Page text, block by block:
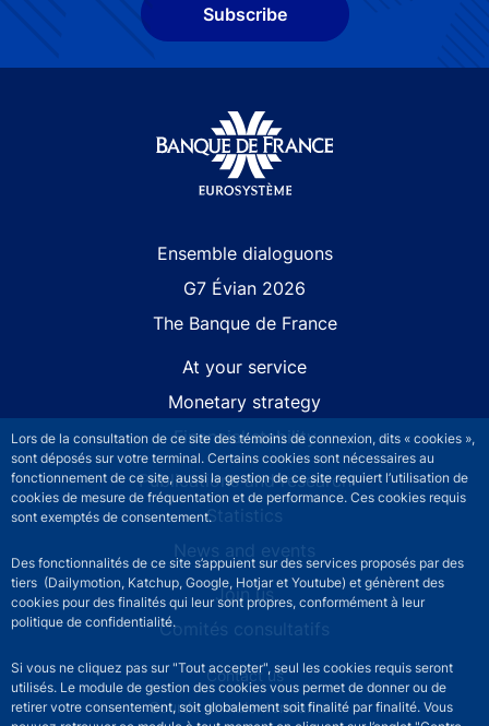
Lors de la consultation de ce site des témoins de connexion, dits « cookies »,
sont déposés sur votre terminal. Certains cookies sont nécessaires au
fonctionnement de ce site, aussi la gestion de ce site requiert l’utilisation de
cookies de mesure de fréquentation et de performance. Ces cookies requis
sont exemptés de consentement.
Des fonctionnalités de ce site s’appuient sur des services proposés par des
tiers (Dailymotion, Katchup, Google, Hotjar et Youtube) et génèrent des
cookies pour des finalités qui leur sont propres, conformément à leur
politique de confidentialité.
Si vous ne cliquez pas sur "Tout accepter", seul les cookies requis seront
utilisés. Le module de gestion des cookies vous permet de donner ou de
retirer votre consentement, soit globalement soit finalité par finalité. Vous
Subscribe
Ensemble dialoguons
G7 Évian 2026
The Banque de France
At your service
Monetary strategy
Financial stability
Publications and research
Statistics
News and events
Join us
Comités consultatifs
Footer secondary menuContact us
Sourds et malentendants